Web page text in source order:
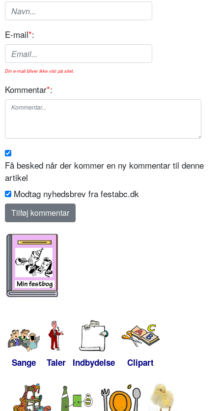
E-mail*:
Din e-mail bliver ikke vist på sitet.
Kommentar*:
Få besked når der kommer en ny kommentar til denne
artikel
Modtag nyhedsbrev fra festabc.dk
Sange Taler Indbydelse Clipart